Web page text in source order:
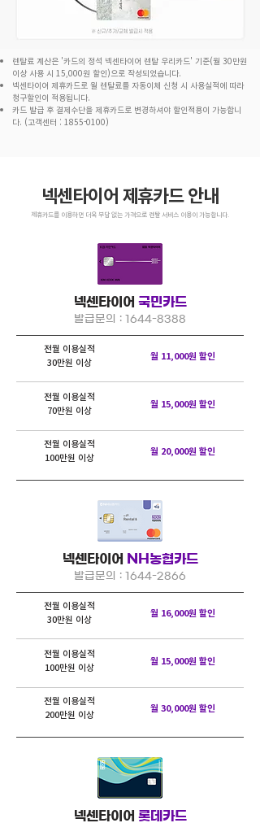
렌탈료 계산은 '카드의 정석 넥센타이어 렌탈 우리카드' 기준(월 30만원
이상 사용 시 15,000원 할인)으로 작성되었습니다.
넥센타이어 제휴카드로 월 렌탈료를 자동이체 신청 시 사용실적에 따라
청구할인이 적용됩니다.
카드 발급 후 결제수단을 제휴카드로 변경하셔야 할인적용이 가능합니
다. (고객센터 : 1855-0100)
​넥센타이어 제휴카드 안내
제휴카드를 이용하면 더욱 부담 없는 가격으로 렌탈 서비스 이용이 가능합니다.
넥센타이어 국민카드
발급문의 : 1644-8388
전월 이용실적
30만원 이상
월 11,000원 할인
전월 이용실적
70만원 이상
월 15,000원 할인
전월 이용실적
100만원 이상
월 20,000원 할인
넥센타이어 NH농협카드
발급문의 : 1644-2866
전월 이용실적
30만원 이상
월 16,000원 할인
전월 이용실적
100만원 이상
월 15,000원 할인
전월 이용실적
200만원 이상
월 30,000원 할인
넥센타이어 롯데카드